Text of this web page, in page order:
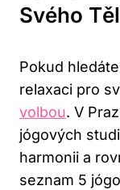
Svého
Pokud
relaxaci pro
volbou. V
jógových
harmonii a
seznam 5